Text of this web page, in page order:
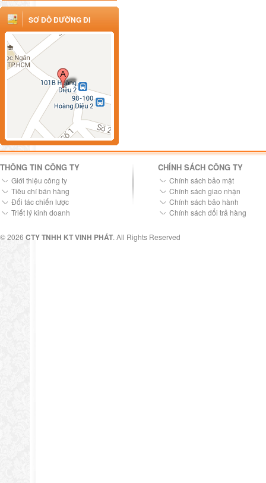
SƠ ĐỒ ĐƯỜNG ĐI
THÔNG TIN CÔNG TY
Giới thiệu công ty
Tiêu chí bán hàng
Đối tác chiến lược
Triết lý kinh doanh
CHÍNH SÁCH CÔNG TY
Chính sách bảo mật
Chính sách giao nhận
Chính sách bảo hành
Chính sách đổi trả hàng
© 2026 CTY TNHH KT VINH PHÁT. All Rights Reserved